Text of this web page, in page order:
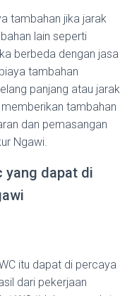
tambahan jika jarak
lain seperti
berbeda dengan jasa
tambahan
panjang atau jarak
tambahan
dan pemasangan
Ngawi.
yang dapat di
itu dapat di percaya
dari pekerjaan